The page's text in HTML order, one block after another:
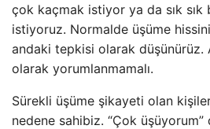
çok kaçmak istiyor ya da sık sık
istiyoruz. Normalde üşüme
andaki tepkisi olarak
olarak yorumlanmamalı.
Sürekli üşüme şikayeti olan
nedene sahibiz. “Çok